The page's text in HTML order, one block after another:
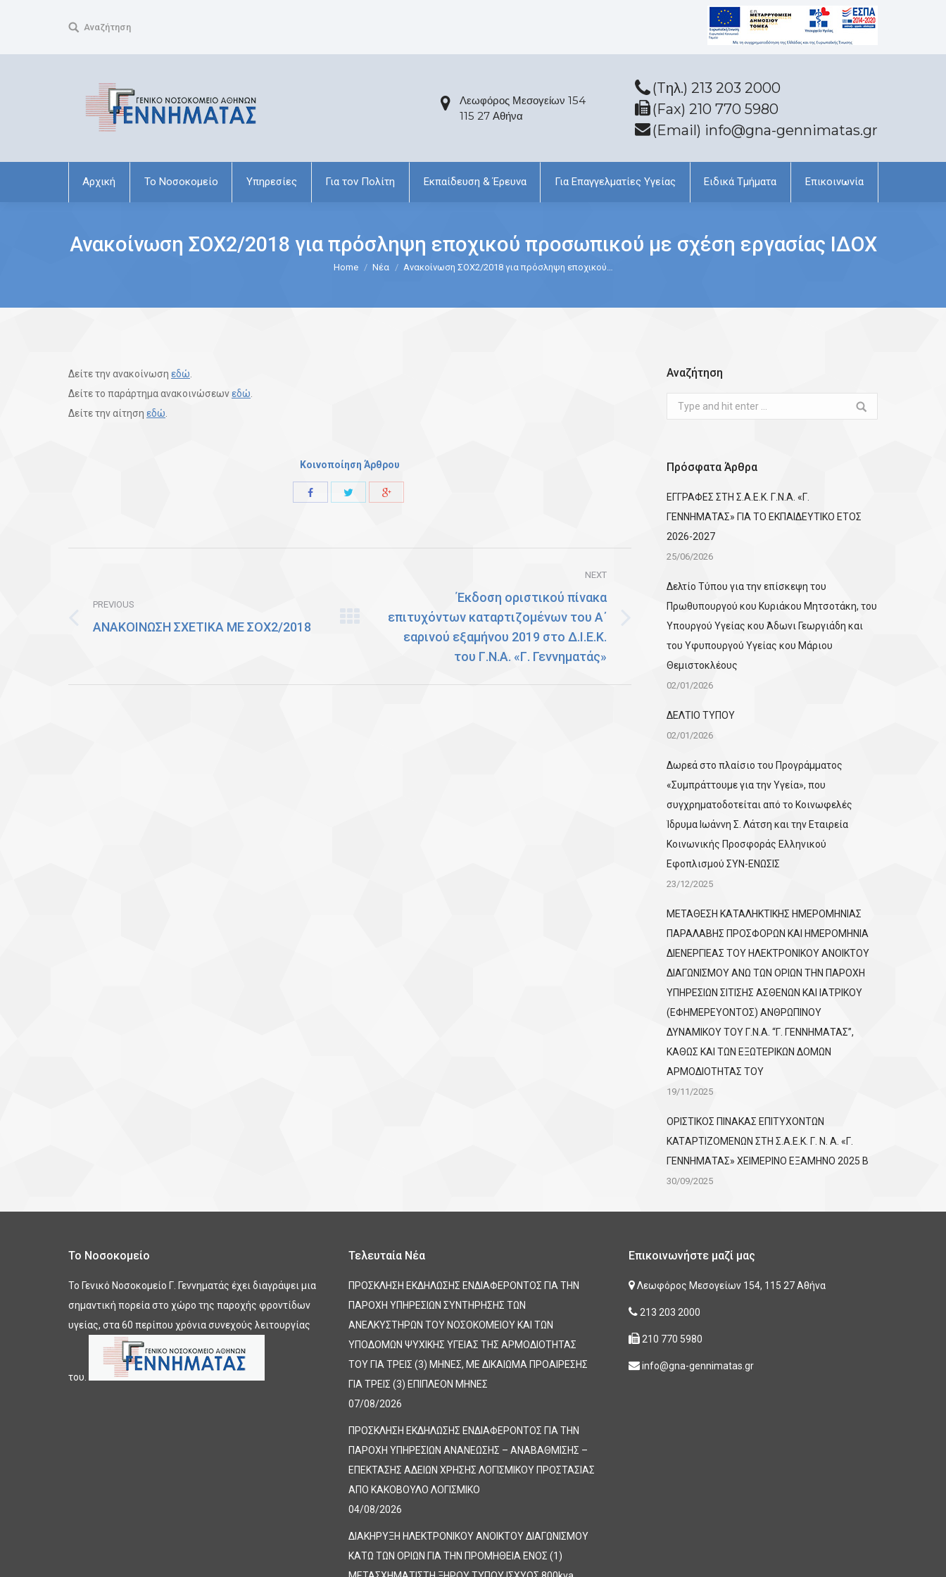
Search:Αναζήτηση
Λεωφόρος Μεσογείων 154
115 27 Αθήνα
(Tηλ.) 213 203 2000
(Fax) 210 770 5980
(Email) info@gna-gennimatas.gr
Αρχική Το Νοσοκομείο Υπηρεσίες Για τον Πολίτη Εκπαίδευση & Έρευνα Για Επαγγελματίες Υγείας Ειδικά Τμήματα Επικοινωνία
Ανακοίνωση ΣΟΧ2/2018 για πρόσληψη εποχικού προσωπικού με σχέση εργασίας ΙΔΟΧ
Home Νέα Ανακοίνωση ΣΟΧ2/2018 για πρόσληψη εποχικού…
Δείτε την ανακοίνωση εδώ
Δείτε το παράρτημα ανακοινώσεωνεδώ
Δείτε την αίτηση εδώ
Κοινοποίηση Άρθρου
Share
PREVIOUS
Previous
ΑΝΑΚΟΙΝΩΣΗ ΣΧΕΤΙΚΑ ΜΕ ΣΟΧ2/2018
NEXT
Έκδοση οριστικού πίνακα
επιτυχόντων καταρτιζομένων του Α΄
εαρινού εξαμήνου 2019 στο Δ.Ι.Ε.Κ.
του Γ.Ν.Α. «Γ. Γεννηματάς»
Αναζήτηση
Search:
Πρόσφατα Άρθρα
ΕΓΓΡΑΦΕΣ ΣΤΗ Σ.Α.Ε.Κ. Γ.Ν.Α. «Γ.
ΓΕΝΝΗΜΑΤΑΣ» ΓΙΑ ΤΟ ΕΚΠΑΙΔΕΥΤΙΚΟ ΕΤΟΣ
2026-2027
25/06/2026
Δελτίο Τύπου για την επίσκεψη του
Πρωθυπουργού κου Κυριάκου Μητσοτάκη, του
Υπουργού Υγείας κου Άδωνι Γεωργιάδη και
του Υφυπουργού Υγείας κου Μάριου
Θεμιστοκλέους
02/01/2026
ΔΕΛΤΙΟ ΤΥΠΟΥ
02/01/2026
Δωρεά στο πλαίσιο του Προγράμματος
«Συμπράττουμε για την Υγεία», που
συγχρηματοδοτείται από το Κοινωφελές
Ίδρυμα Ιωάννη Σ. Λάτση και την Εταιρεία
Κοινωνικής Προσφοράς Ελληνικού
Εφοπλισμού ΣΥΝ-ΕΝΩΣΙΣ
23/12/2025
ΜΕΤΑΘΕΣΗ ΚΑΤΑΛΗΚΤΙΚΗΣ ΗΜΕΡΟΜΗΝΙΑΣ
ΠΑΡΑΛΑΒΗΣ ΠΡΟΣΦΟΡΩΝ ΚΑΙ ΗΜΕΡΟΜΗΝΙΑ
ΔΙΕΝΕΡΓΙΕΑΣ ΤΟΥ ΗΛΕΚΤΡΟΝΙΚΟΥ ΑΝΟΙΚΤΟΥ
ΔΙΑΓΩΝΙΣΜΟΥ ΑΝΩ ΤΩΝ ΟΡΙΩΝ ΤΗΝ ΠΑΡΟΧΗ
ΥΠΗΡΕΣΙΩΝ ΣΙΤΙΣΗΣ ΑΣΘΕΝΩΝ ΚΑΙ ΙΑΤΡΙΚΟΥ
(ΕΦΗΜΕΡΕΥΟΝΤΟΣ) ΑΝΘΡΩΠΙΝΟΥ
ΔΥΝΑΜΙΚΟΥ ΤΟΥ Γ.Ν.Α. “Γ. ΓΕΝΝΗΜΑΤΑΣ”,
ΚΑΘΩΣ ΚΑΙ ΤΩΝ ΕΞΩΤΕΡΙΚΩΝ ΔΟΜΩΝ
ΑΡΜΟΔΙΟΤΗΤΑΣ ΤΟΥ
19/11/2025
ΟΡΙΣΤΙΚΟΣ ΠΙΝΑΚΑΣ ΕΠΙΤΥΧΟΝΤΩΝ
KATΑΡΤΙΖΟΜΕΝΩΝ ΣΤΗ Σ.Α.Ε.Κ. Γ. Ν. Α. «Γ.
ΓΕΝΝΗΜΑΤΑΣ» ΧΕΙΜΕΡΙΝΟ ΕΞΑΜΗΝΟ 2025 Β
30/09/2025
Το Νοσοκομείο
Το Γενικό Νοσοκομείο Γ. Γεννηματάς έχει διαγράψει μια
σημαντική πορεία στο χώρο της παροχής φροντίδων
υγείας, στα 60 περίπου χρόνια συνεχούς λειτουργίας
του.
Τελευταία Νέα
ΠΡΟΣΚΛΗΣΗ ΕΚΔΗΛΩΣΗΣ ΕΝΔΙΑΦΕΡΟΝΤΟΣ ΓΙΑ ΤΗΝ
ΠΑΡΟΧΗ ΥΠΗΡΕΣΙΩΝ ΣΥΝΤΗΡΗΣΗΣ ΤΩΝ
ΑΝΕΛΚΥΣΤΗΡΩΝ ΤΟΥ ΝΟΣΟΚΟΜΕΙΟΥ ΚΑΙ ΤΩΝ
ΥΠΟΔΟΜΩΝ ΨΥΧΙΚΗΣ ΥΓΕΙΑΣ ΤΗΣ ΑΡΜΟΔΙΟΤΗΤΑΣ
ΤΟΥ ΓΙΑ ΤΡΕΙΣ (3) ΜΗΝΕΣ, ΜΕ ΔΙΚΑΙΩΜΑ ΠΡΟΑΙΡΕΣΗΣ
ΓΙΑ ΤΡΕΙΣ (3) ΕΠΙΠΛΕΟΝ ΜΗΝΕΣ
07/08/2026
ΠΡΟΣΚΛΗΣΗ ΕΚΔΗΛΩΣΗΣ ΕΝΔΙΑΦΕΡΟΝΤΟΣ ΓΙΑ ΤΗΝ
ΠΑΡΟΧΗ ΥΠΗΡΕΣΙΩΝ ΑΝΑΝΕΩΣΗΣ – ΑΝΑΒΑΘΜΙΣΗΣ –
ΕΠΕΚΤΑΣΗΣ ΑΔΕΙΩΝ ΧΡΗΣΗΣ ΛΟΓΙΣΜΙΚΟΥ ΠΡΟΣΤΑΣΙΑΣ
ΑΠΟ ΚΑΚΟΒΟΥΛΟ ΛΟΓΙΣΜΙΚΟ
04/08/2026
ΔΙΑΚΗΡΥΞΗ ΗΛΕΚΤΡΟΝΙΚΟΥ ΑΝΟΙΚΤΟΥ ΔΙΑΓΩΝΙΣΜΟΥ
ΚΑΤΩ ΤΩΝ ΟΡΙΩΝ ΓΙΑ ΤΗΝ ΠΡΟΜΗΘΕΙΑ ΕΝΟΣ (1)
Επικοινωνήστε μαζί μας
Λεωφόρος Μεσογείων 154, 115 27 Αθήνα
213 203 2000
210 770 5980
info@gna-gennimatas.gr